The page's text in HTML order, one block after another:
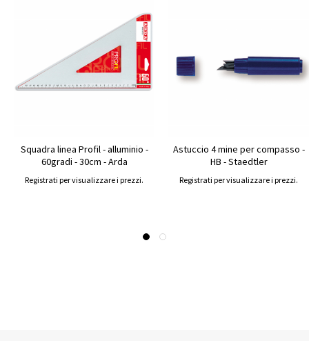
Squadra linea Profil - alluminio -
60gradi - 30cm - Arda
Registrati per visualizzare i prezzi.
Astuccio 4 mine per compasso -
HB - Staedtler
Registrati per visualizzare i prezzi.